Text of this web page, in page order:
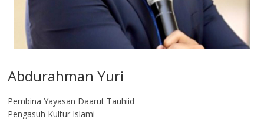
Abdurahman Yuri
Pembina Yayasan Daarut Tauhiid
Pengasuh Kultur Islami